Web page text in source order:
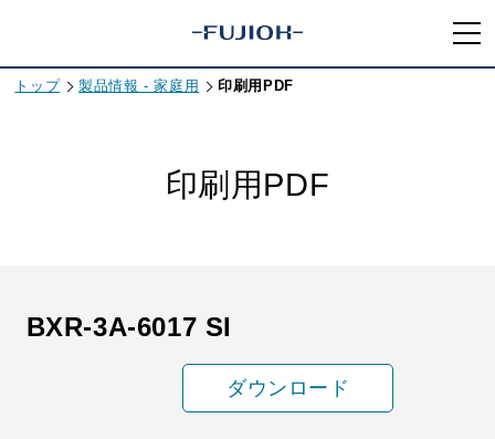
トップ 製品情報 - 家庭用 印刷用PDF
印刷用PDF
BXR-3A-6017 SI
ダウンロード